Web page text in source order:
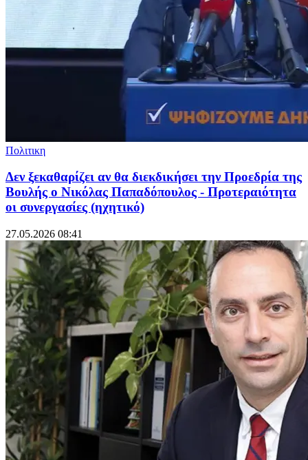
Πολιτικη
Δεν ξεκαθαρίζει αν θα διεκδικήσει την Προεδρία της
Βουλής ο Νικόλας Παπαδόπουλος - Προτεραιότητα
οι συνεργασίες (ηχητικό)
27.05.2026 08:41